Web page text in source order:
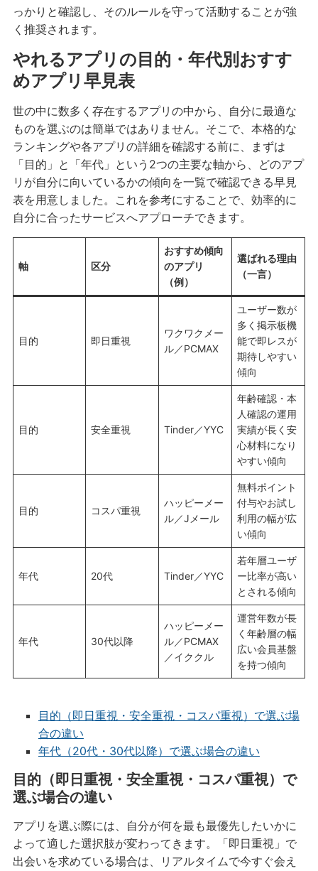
っかりと確認し、そのルールを守って活動することが強
く推奨されます。
やれるアプリの目的・年代別おすす
めアプリ早見表
世の中に数多く存在するアプリの中から、自分に最適な
ものを選ぶのは簡単ではありません。そこで、本格的な
ランキングや各アプリの詳細を確認する前に、まずは
「目的」と「年代」という2つの主要な軸から、どのアプ
リが自分に向いているかの傾向を一覧で確認できる早見
表を用意しました。これを参考にすることで、効率的に
自分に合ったサービスへアプローチできます。
軸 区分
おすすめ傾向
のアプリ
（例）
選ばれる理由
（一言）
目的 即日重視
ワクワクメー
ル／PCMAX
ユーザー数が
多く掲示板機
能で即レスが
期待しやすい
傾向
目的 安全重視 Tinder／YYC
年齢確認・本
人確認の運用
実績が長く安
心材料になり
やすい傾向
目的 コスパ重視
ハッピーメー
ル／Jメール
無料ポイント
付与やお試し
利用の幅が広
い傾向
年代 20代 Tinder／YYC
若年層ユーザ
ー比率が高い
とされる傾向
年代 30代以降
ハッピーメー
ル／PCMAX
／イククル
運営年数が長
く年齢層の幅
広い会員基盤
を持つ傾向
目的（即日重視・安全重視・コスパ重視）で選ぶ場
合の違い
年代（20代・30代以降）で選ぶ場合の違い
目的（即日重視・安全重視・コスパ重視）で
選ぶ場合の違い
アプリを選ぶ際には、自分が何を最も最優先したいかに
よって適した選択肢が変わってきます。「即日重視」で
出会いを求めている場合は、リアルタイムで今すぐ会え